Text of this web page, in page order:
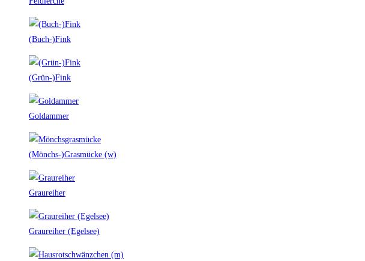
(Buch-)Fink
(Grün-)Fink
Goldammer
(Mönchs-)Grasmücke (w)
Graureiher
Graureiher (Egelsee)